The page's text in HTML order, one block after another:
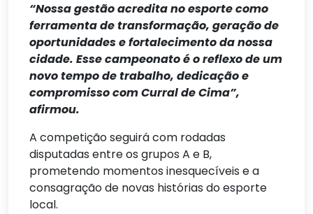
“Nossa gestão acredita no esporte como
ferramenta de transformação, geração de
oportunidades e fortalecimento da nossa
cidade. Esse campeonato é o reflexo de um
novo tempo de trabalho, dedicação e
compromisso com Curral de Cima”,
afirmou.
A competição seguirá com rodadas
disputadas entre os grupos A e B,
prometendo momentos inesquecíveis e a
consagração de novas histórias do esporte
local.